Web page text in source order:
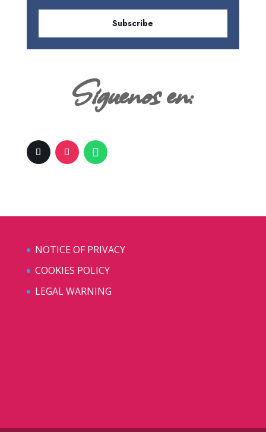
Subscribe
Siguenos en:
NOTICE OF PRIVACY
COOKIES POLICY
LEGAL WARNING